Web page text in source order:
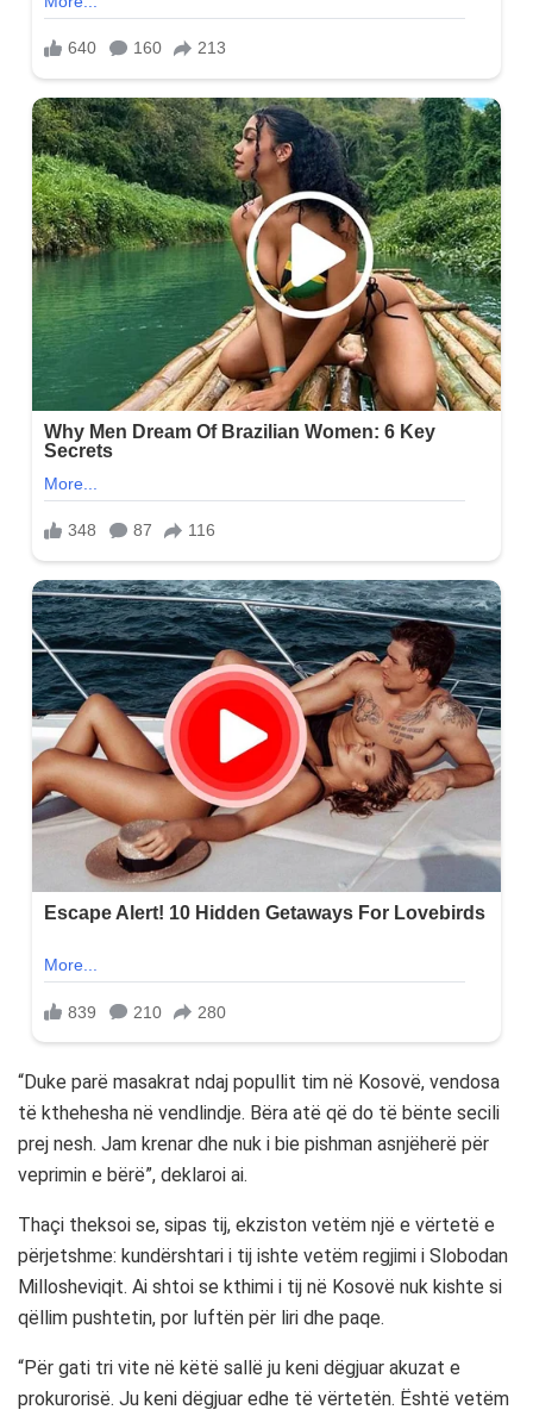
“Duke parë masakrat ndaj popullit tim në Kosovë, vendosa
të kthehesha në vendlindje. Bëra atë që do të bënte secili
prej nesh. Jam krenar dhe nuk i bie pishman asnjëherë për
veprimin e bërë”, deklaroi ai.
Thaçi theksoi se, sipas tij, ekziston vetëm një e vërtetë e
përjetshme: kundërshtari i tij ishte vetëm regjimi i Slobodan
Millosheviqit. Ai shtoi se kthimi i tij në Kosovë nuk kishte si
qëllim pushtetin, por luftën për liri dhe paqe.
“Për gati tri vite në këtë sallë ju keni dëgjuar akuzat e
prokurorisë. Ju keni dëgjuar edhe të vërtetën. Është vetëm